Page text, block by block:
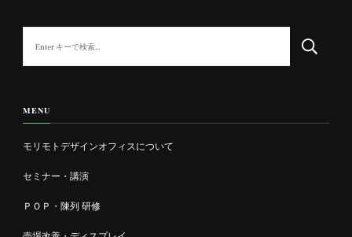
か
し
か
MENU
モリモトデザインオフィスについて
セミナー・講演
ＰＯＰ・陳列 研修